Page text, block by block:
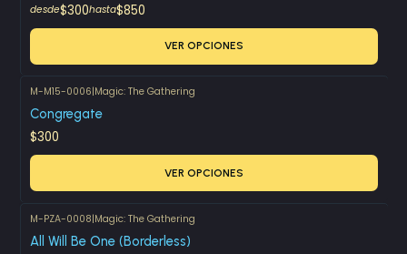
desde$300hasta$850
VER OPCIONES
M-M15-0006|Magic: The Gathering
Congregate
$300
VER OPCIONES
Agotado
M-PZA-0008|Magic: The Gathering
All Will Be One (Borderless)